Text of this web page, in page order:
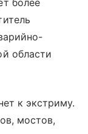
области
к экстриму.
мостов,